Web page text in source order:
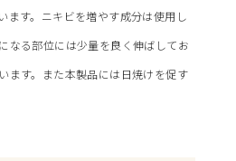
ます。ニキビを増やす成分は使用し
なる部位には少量を良く伸ばしてお
ます。また本製品には日焼けを促す